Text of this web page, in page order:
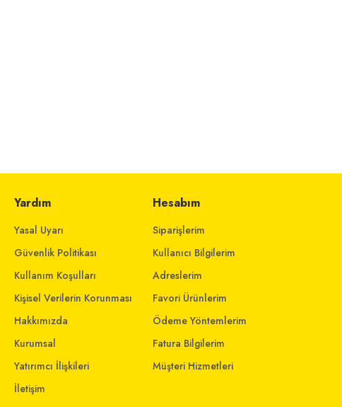
Yardım
Yasal Uyarı
Güvenlik Politikası
Kullanım Koşulları
Kişisel Verilerin Korunması
Hakkımızda
Kurumsal
Yatırımcı İlişkileri
İletişim
Hesabım
Siparişlerim
Kullanıcı Bilgilerim
Adreslerim
Favori Ürünlerim
Ödeme Yöntemlerim
Fatura Bilgilerim
Müşteri Hizmetleri